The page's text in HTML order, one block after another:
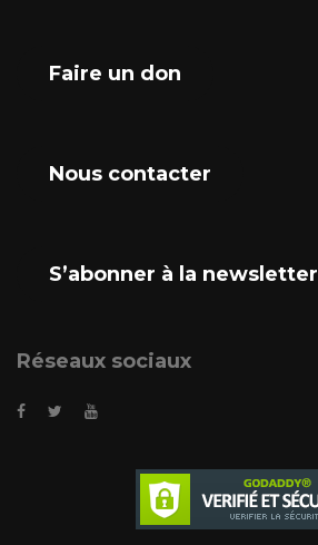
Faire un don
Nous contacter
S’abonner à la newsletter
Réseaux sociaux